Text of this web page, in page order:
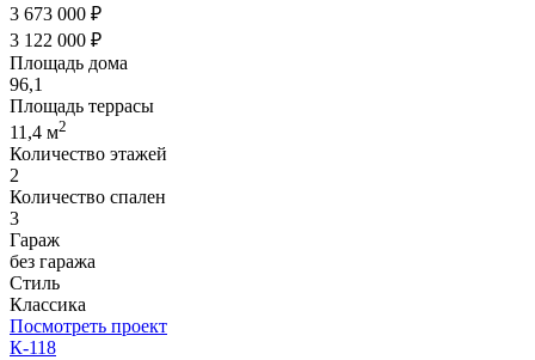
3 673 000 ₽
3 122 000 ₽
Площадь дома
96,1
Площадь террасы
11,4 м2
Количество этажей
2
Количество спален
3
Гараж
без гаража
Стиль
Классика
Посмотреть проект
К-118